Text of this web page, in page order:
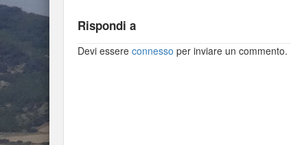
Rispondi a
Devi essere connesso per inviare un commento.